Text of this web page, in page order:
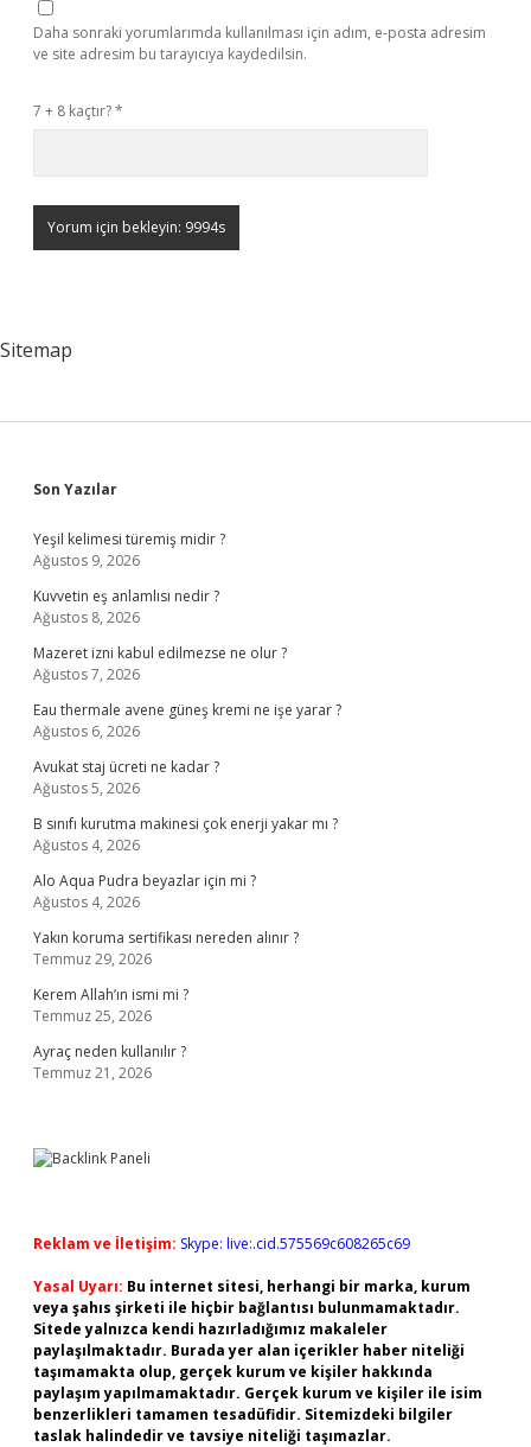
Daha sonraki yorumlarımda kullanılması için adım, e-posta adresim
ve site adresim bu tarayıcıya kaydedilsin.
7 + 8 kaçtır?*
Sitemap
Sidebar
Son Yazılar
Yeşil kelimesi türemiş midir ?
Ağustos 9, 2026
Kuvvetin eş anlamlısı nedir ?
Ağustos 8, 2026
Mazeret izni kabul edilmezse ne olur ?
Ağustos 7, 2026
Eau thermale avene güneş kremi ne işe yarar ?
Ağustos 6, 2026
Avukat staj ücreti ne kadar ?
Ağustos 5, 2026
B sınıfı kurutma makinesi çok enerji yakar mı ?
Ağustos 4, 2026
Alo Aqua Pudra beyazlar için mi ?
Ağustos 4, 2026
Yakın koruma sertifikası nereden alınır ?
Temmuz 29, 2026
Kerem Allah’ın ismi mi ?
Temmuz 25, 2026
Ayraç neden kullanılır ?
Temmuz 21, 2026
Reklam ve İletişim: Skype: live:.cid.575569c608265c69
Yasal Uyarı: Bu internet sitesi, herhangi bir marka, kurum
veya şahıs şirketi ile hiçbir bağlantısı bulunmamaktadır.
Sitede yalnızca kendi hazırladığımız makaleler
paylaşılmaktadır. Burada yer alan içerikler haber niteliği
taşımamakta olup, gerçek kurum ve kişiler hakkında
paylaşım yapılmamaktadır. Gerçek kurum ve kişiler ile isim
benzerlikleri tamamen tesadüfidir. Sitemizdeki bilgiler
taslak halindedir ve tavsiye niteliği taşımazlar.